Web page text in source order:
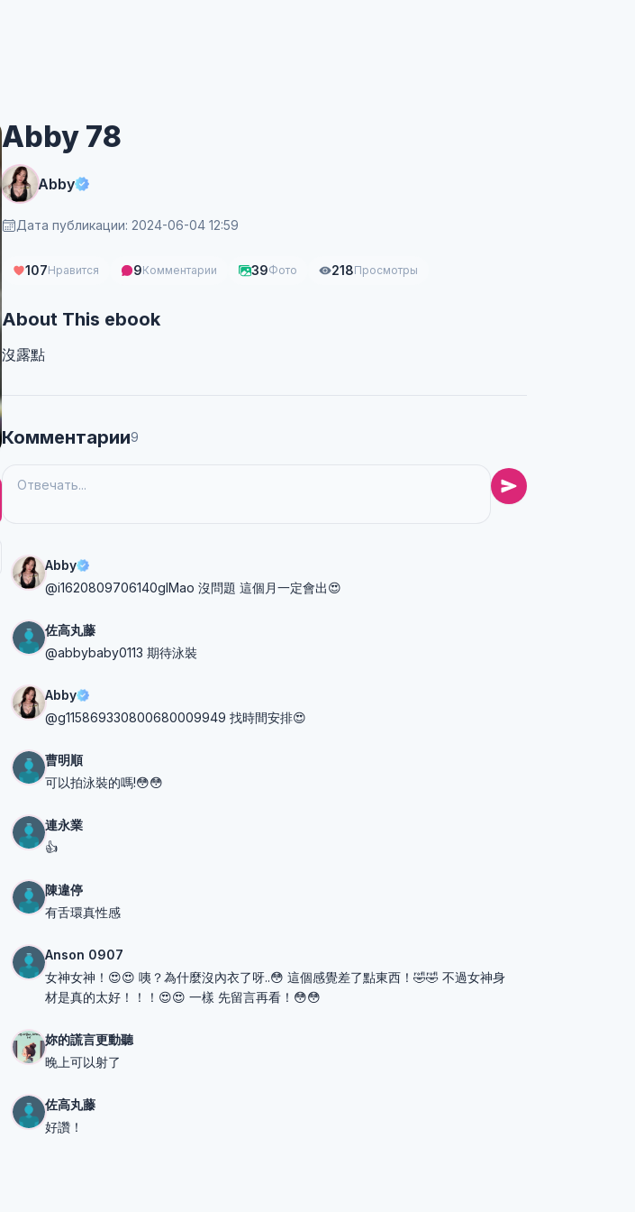
Abby 78
Abby
Дата публикации: 2024-06-04 12:59
107Нравится 9Комментарии 39Фото 218Просмотры
About This ebook
沒露點
Комментарии9
Abby
@i1620809706140glMao 沒問題 這個月一定會出😍
佐高丸藤
@abbybaby0113 期待泳裝
Abby
@g115869330800680009949 找時間安排😍
曹明順
可以拍泳裝的嗎!😳😳
連永業
👍
陳違停
有舌環真性感
Anson 0907
女神女神！😍😍 咦？為什麼沒內衣了呀..😳 這個感覺差了點東西！🤣🤣 不過女神身
材是真的太好！！！😍😍 一樣 先留言再看！😳😳
妳的謊言更動聽
晚上可以射了
佐高丸藤
好讚！